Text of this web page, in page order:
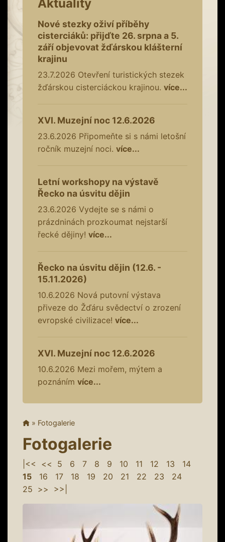
Aktuality
Nové stezky oživí příběhy
cisterciáků: přijďte 26. srpna a 5.
září objevovat žďárskou klášterní
krajinu
23.7.2026 Otevření turistických stezek
žďárskou cisterciáckou krajinou. více...
XVI. Muzejní noc 12.6.2026
23.6.2026 Připomeňte si s námi letošní
ročník muzejní noci. více...
Letní workshopy na výstavě
Řecko na úsvitu dějin
23.6.2026 Vydejte se s námi o
prázdninách prozkoumat nejstarší
řecké dějiny! více...
Řecko na úsvitu dějin (12.6. -
15.11.2026)
10.6.2026 Nová putovní výstava
přiveze do Žďáru svědectví o zrození
evropské civilizace! více...
XVI. Muzejní noc 12.6.2026
10.6.2026 Mezi mořem, mýtem a
poznáním více...
» Fotogalerie
Fotogalerie
|<< << 5 6 7 8 9 10 11 12 13
14
15
16 17 18 19 20 21 22 23
24
25 >> >>|